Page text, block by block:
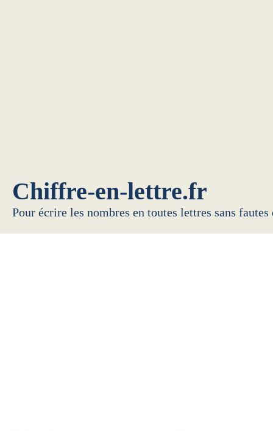
Chiffre-en-lettre.fr
Pour écrire les nombres en toutes lettres sans